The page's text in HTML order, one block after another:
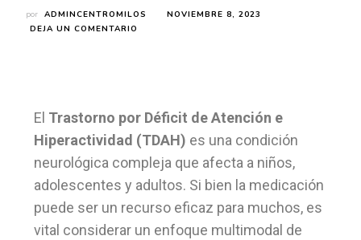
por ADMINCENTROMILOS
NOVIEMBRE 8, 2023
DEJA UN COMENTARIO
El Trastorno por Déficit de Atención e
Hiperactividad (TDAH) es una condición
neurológica compleja que afecta a niños,
adolescentes y adultos. Si bien la medicación
puede ser un recurso eficaz para muchos, es
vital considerar un enfoque multimodal de